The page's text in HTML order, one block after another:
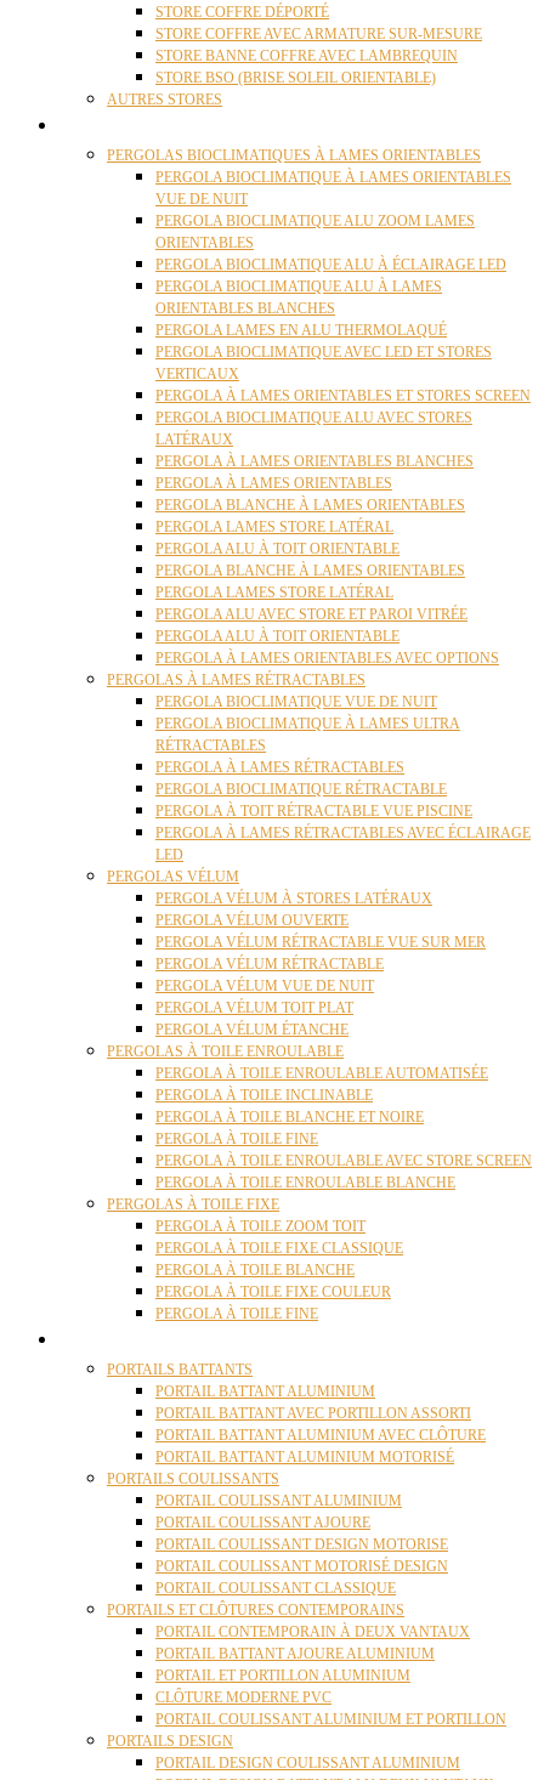
STORE COFFRE DÉPORTÉ
STORE COFFRE AVEC ARMATURE SUR-MESURE
STORE BANNE COFFRE AVEC LAMBREQUIN
STORE BSO (BRISE SOLEIL ORIENTABLE)
AUTRES STORES
PERGOLAS BIOCLIMATIQUES À LAMES ORIENTABLES
PERGOLA BIOCLIMATIQUE À LAMES ORIENTABLES
VUE DE NUIT
PERGOLA BIOCLIMATIQUE ALU ZOOM LAMES
ORIENTABLES
PERGOLA BIOCLIMATIQUE ALU À ÉCLAIRAGE LED
PERGOLA BIOCLIMATIQUE ALU À LAMES
ORIENTABLES BLANCHES
PERGOLA LAMES EN ALU THERMOLAQUÉ
PERGOLA BIOCLIMATIQUE AVEC LED ET STORES
VERTICAUX
PERGOLA À LAMES ORIENTABLES ET STORES SCREEN
PERGOLA BIOCLIMATIQUE ALU AVEC STORES
LATÉRAUX
PERGOLA À LAMES ORIENTABLES BLANCHES
PERGOLA À LAMES ORIENTABLES
PERGOLA BLANCHE À LAMES ORIENTABLES
PERGOLA LAMES STORE LATÉRAL
PERGOLA ALU À TOIT ORIENTABLE
PERGOLA BLANCHE À LAMES ORIENTABLES
PERGOLA LAMES STORE LATÉRAL
PERGOLA ALU AVEC STORE ET PAROI VITRÉE
PERGOLA ALU À TOIT ORIENTABLE
PERGOLA À LAMES ORIENTABLES AVEC OPTIONS
PERGOLAS À LAMES RÉTRACTABLES
PERGOLA BIOCLIMATIQUE VUE DE NUIT
PERGOLA BIOCLIMATIQUE À LAMES ULTRA
RÉTRACTABLES
PERGOLA À LAMES RÉTRACTABLES
PERGOLA BIOCLIMATIQUE RÉTRACTABLE
PERGOLA À TOIT RÉTRACTABLE VUE PISCINE
PERGOLA À LAMES RÉTRACTABLES AVEC ÉCLAIRAGE
LED
PERGOLAS VÉLUM
PERGOLA VÉLUM À STORES LATÉRAUX
PERGOLA VÉLUM OUVERTE
PERGOLA VÉLUM RÉTRACTABLE VUE SUR MER
PERGOLA VÉLUM RÉTRACTABLE
PERGOLA VÉLUM VUE DE NUIT
PERGOLA VÉLUM TOIT PLAT
PERGOLA VÉLUM ÉTANCHE
PERGOLAS À TOILE ENROULABLE
PERGOLA À TOILE ENROULABLE AUTOMATISÉE
PERGOLA À TOILE INCLINABLE
PERGOLA À TOILE BLANCHE ET NOIRE
PERGOLA À TOILE FINE
PERGOLA À TOILE ENROULABLE AVEC STORE SCREEN
PERGOLA À TOILE ENROULABLE BLANCHE
PERGOLAS À TOILE FIXE
PERGOLA À TOILE ZOOM TOIT
PERGOLA À TOILE FIXE CLASSIQUE
PERGOLA À TOILE BLANCHE
PERGOLA À TOILE FIXE COULEUR
PERGOLA À TOILE FINE
PORTAILS BATTANTS
PORTAIL BATTANT ALUMINIUM
PORTAIL BATTANT AVEC PORTILLON ASSORTI
PORTAIL BATTANT ALUMINIUM AVEC CLÔTURE
PORTAIL BATTANT ALUMINIUM MOTORISÉ
PORTAILS COULISSANTS
PORTAIL COULISSANT ALUMINIUM
PORTAIL COULISSANT AJOURE
PORTAIL COULISSANT DESIGN MOTORISE
PORTAIL COULISSANT MOTORISÉ DESIGN
PORTAIL COULISSANT CLASSIQUE
PORTAILS ET CLÔTURES CONTEMPORAINS
PORTAIL CONTEMPORAIN À DEUX VANTAUX
PORTAIL BATTANT AJOURE ALUMINIUM
PORTAIL ET PORTILLON ALUMINIUM
CLÔTURE MODERNE PVC
PORTAIL COULISSANT ALUMINIUM ET PORTILLON
PORTAILS DESIGN
PORTAIL DESIGN COULISSANT ALUMINIUM